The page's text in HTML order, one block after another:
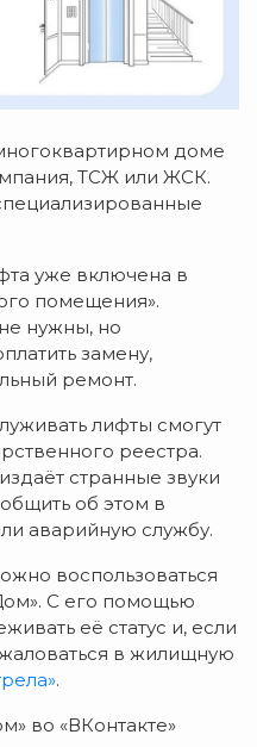
доме
ТСЖ или ЖСК.
уже включена в
помещения».
нужны, но
замену,
ремонт.
лифты смогут
реестра.
странные звуки
об этом в
аварийную службу.
воспользоваться
С его помощью
её статус и, если
в жилищную
.
во «ВКонтакте»